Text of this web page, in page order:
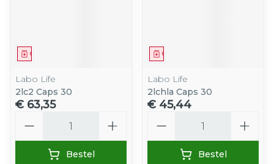
Geneesmiddel
Labo Life
2lc2 Caps 30
€ 63,35
Bestel
Geneesmiddel
Labo Life
2lchla Caps 30
€ 45,44
Bestel